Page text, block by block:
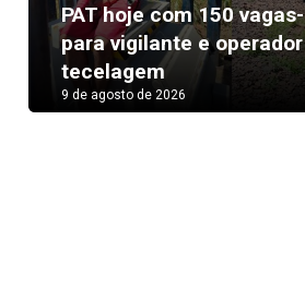
PAT hoje com 150
para vigilante e
tecelagem
9 de agosto de 2026